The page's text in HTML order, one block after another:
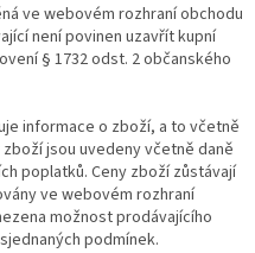
ve webovém rozhraní obchodu
není povinen uzavřít kupní
§ 1732 odst. 2 občanského
informace o zboží, a to včetně
jsou uvedeny včetně daně
poplatků. Ceny zboží zůstávají
ve webovém rozhraní
možnost prodávajícího
podmínek.